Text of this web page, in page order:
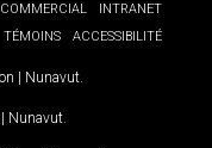
COMMERCIAL
INTRANET
TÉMOINS ACCESSIBILITÉ
| Nunavut
| Nunavut